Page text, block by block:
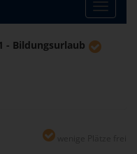
Toggle
- Bildungsurlaub